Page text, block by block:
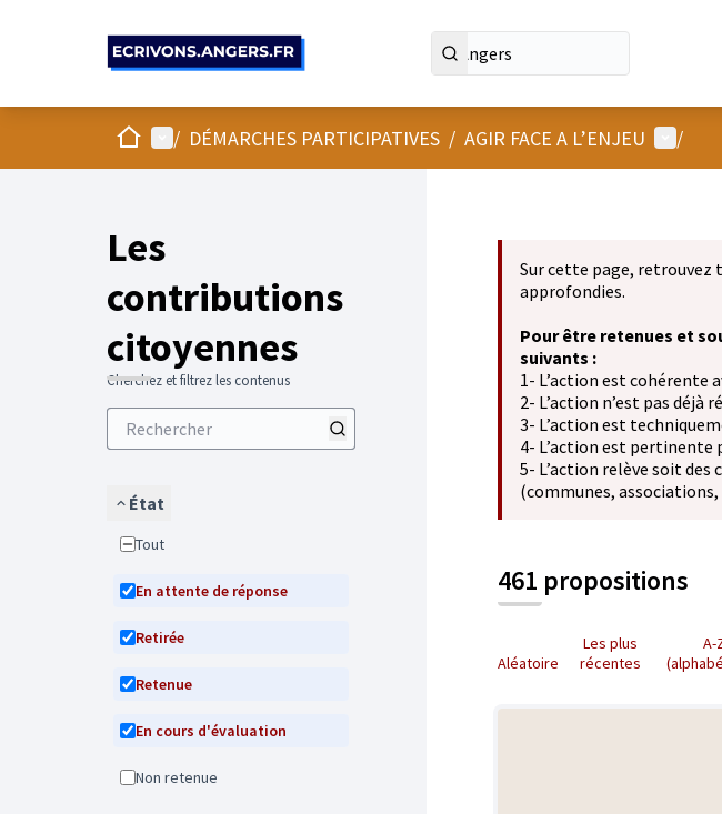
AccueilMenu principal
/ DÉMARCHES PARTICIPATIVES / AGIR FACE A L’ENJEU Menu
/
Les
contributions
citoyennes
Cherchez et filtrez les contenus
État
Tout
En attente de réponse
Retirée
Retenue
En cours d'évaluation
Non retenue
Sur cette page, retrouvez
approfondies.
Pour être retenues et
suivants :
1- L’action est cohérente
2- L’action n’est pas déjà
3- L’action est
4- L’action est pertinente
5- L’action relève soit
(communes,
461 propositions
Aléatoire
Les plus
récentes
A-